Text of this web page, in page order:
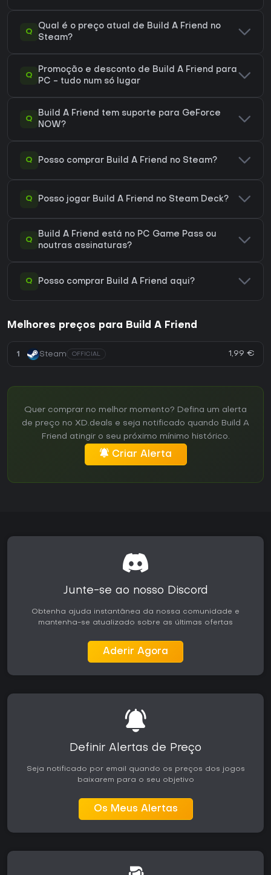
Q
Qual é o preço atual de Build A Friend no
Steam?
Q
Promoção e desconto de Build A Friend para
PC - tudo num só lugar
Q
Build A Friend tem suporte para GeForce
NOW?
Q Posso comprar Build A Friend no Steam?
Q Posso jogar Build A Friend no Steam Deck?
Q
Build A Friend está no PC Game Pass ou
noutras assinaturas?
Q Posso comprar Build A Friend aqui?
Melhores preços para Build A Friend
1 Steam OFFICIAL 1,99 €
Quer comprar no melhor momento? Defina um alerta
de preço no XD.deals e seja notificado quando Build A
Friend atingir o seu próximo mínimo histórico.
Criar Alerta
Junte-se ao nosso Discord
Obtenha ajuda instantânea da nossa comunidade e
mantenha-se atualizado sobre as últimas ofertas
Aderir Agora
Definir Alertas de Preço
Seja notificado por email quando os preços dos jogos
baixarem para o seu objetivo
Os Meus Alertas